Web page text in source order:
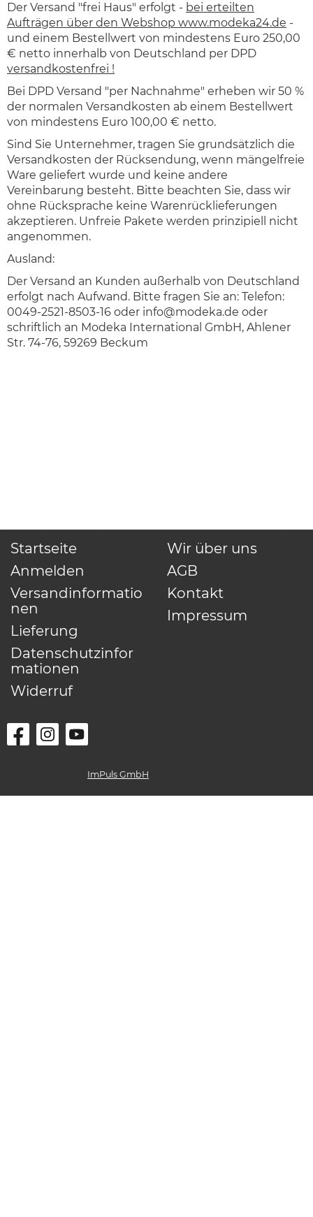
Der Versand "frei Haus" erfolgt - bei erteilten
Aufträgen über den Webshop www.modeka24.de -
und einem Bestellwert von mindestens Euro 250,00
€ netto innerhalb von Deutschland per DPD
versandkostenfrei !
Bei DPD Versand "per Nachnahme" erheben wir 50 %
der normalen Versandkosten ab einem Bestellwert
von mindestens Euro 100,00 € netto.
Sind Sie Unternehmer, tragen Sie grundsätzlich die
Versandkosten der Rücksendung, wenn mängelfreie
Ware geliefert wurde und keine andere
Vereinbarung besteht. Bitte beachten Sie, dass wir
ohne Rücksprache keine Warenrücklieferungen
akzeptieren. Unfreie Pakete werden prinzipiell nicht
angenommen.
Ausland:
Der Versand an Kunden außerhalb von Deutschland
erfolgt nach Aufwand. Bitte fragen Sie an: Telefon:
0049-2521-8503-16 oder info@modeka.de oder
schriftlich an Modeka International GmbH, Ahlener
Str. 74-76, 59269 Beckum
Startseite
Anmelden
Versandinformatio
nen
Lieferung
Datenschutzinfor
mationen
Widerruf
Wir über uns
AGB
Kontakt
Impressum
ImPuls GmbH